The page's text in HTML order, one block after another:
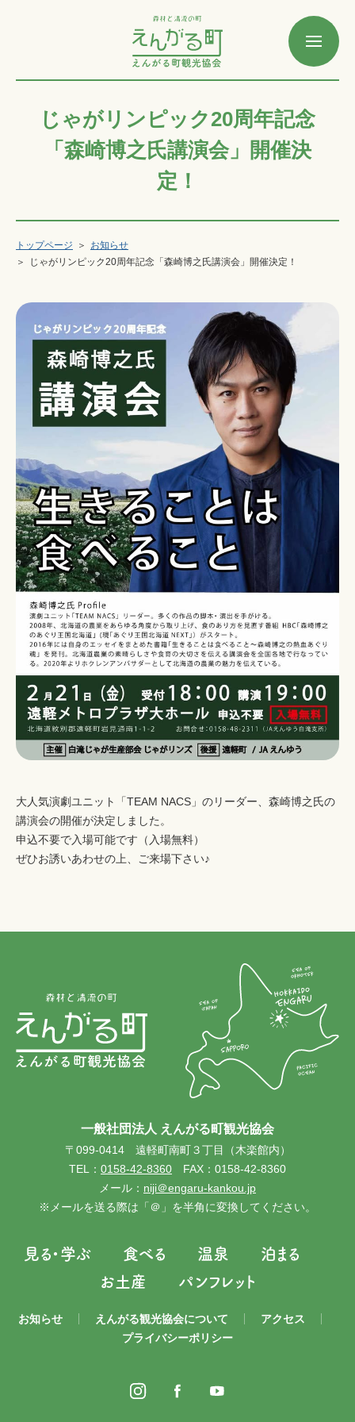
じゃがリンピック20周年記念
「森崎博之氏講演会」開催決
定！
トップページ
お知らせ
じゃがリンピック20周年記念「森崎博之氏講演会」開催決定！
大人気演劇ユニット「TEAM NACS」のリーダー、森崎博之氏の
講演会の開催が決定しました。
申込不要で入場可能です（入場無料）
ぜひお誘いあわせの上、ご来場下さい♪
一般社団法人 えんがる町観光協会
〒099-0414 遠軽町南町３丁目（木楽館内）
TEL： 0158-42-8360 FAX：0158-42-8360
メール： niji＠engaru-kankou.jp
※メールを送る際は「＠」を半角に変換してください。
見る・学ぶ 食べる 温泉
泊まる
お土産
パンフレット
お知らせ えんがる観光協会について
アクセス
プライバシーポリシー